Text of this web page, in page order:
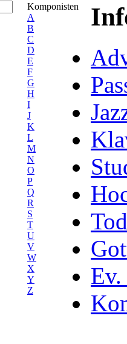
Komponisten
A
B
C
D
E
F
G
H
I
J
K
L
M
N
O
P
Q
R
S
T
U
V
W
X
Y
Z
Ev.